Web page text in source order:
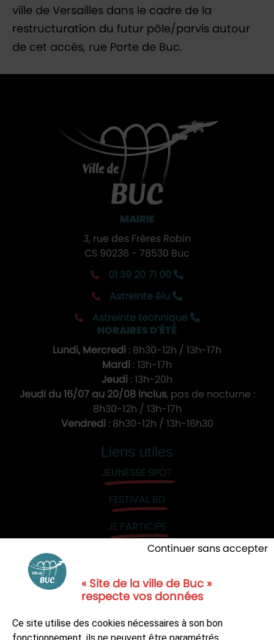
« Site de la ville de Buc »
respecte vos données
Ce site utilise des cookies nécessaires à son bon
Continuer sans accepter
ville de Versailles dans le cadre de la
restructuration du futur pôle/parvis autour
de cet accès, rue Porte de Buc.
MAIRIE
3, rue des Frères Robin
CS 90236 - 78530 Buc
01 39 20 71 00
Astreinte élu
Astreinte technique
HORAIRES D'ÉTÉ
Lundi, Mercredi : 8h30-12h / 13h-17h
Mardi : 13h-17h
Jeudi : 13h-20h
Jeudi du 16/07 au 20/08 inclus, pas de nocturne :
8h30-12h / 13h-17h
Vendredi : 8h30-12h / 13h-16h30
Liens utiles
JEUNESSE SPOT
FESTIVAL BD
JE PARTICIPE
NOUS CONTACTER
S'ABONNER À LA NEWSLETTER